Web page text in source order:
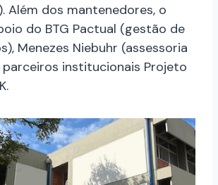
Além dos mantenedores, o
do BTG Pactual (gestão de
Menezes Niebuhr (assessoria
parceiros institucionais Projeto